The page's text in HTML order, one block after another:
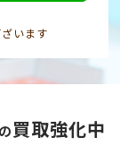
います
の買取強化中